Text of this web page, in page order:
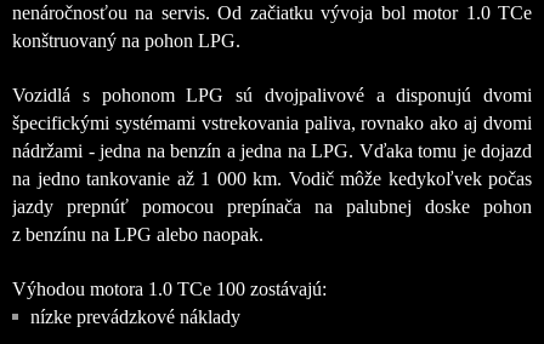
nenáročnosťou na servis. Od začiatku vývoja bol motor 1.0 TCe
konštruovaný na pohon LPG.
Vozidlá s pohonom LPG sú dvojpalivové a disponujú dvomi
špecifickými systémami vstrekovania paliva, rovnako ako aj dvomi
nádržami - jedna na benzín a jedna na LPG. Vďaka tomu je dojazd
na jedno tankovanie až 1 000 km. Vodič môže kedykoľvek počas
jazdy prepnúť pomocou prepínača na palubnej doske pohon
z benzínu na LPG alebo naopak.
Výhodou motora 1.0 TCe 100 zostávajú:
nízke prevádzkové náklady